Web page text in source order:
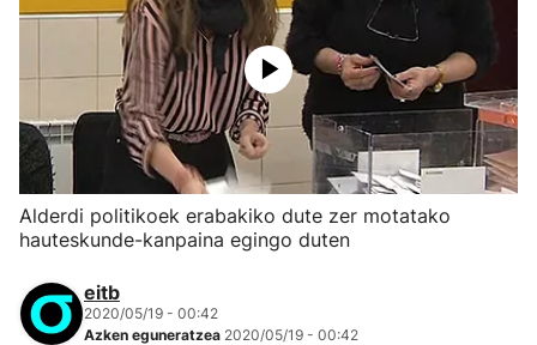
Alderdi politikoek erabakiko dute zer motatako
hauteskunde-kanpaina egingo duten
eitb
2020/05/19 - 00:42
Azken eguneratzea 2020/05/19 - 00:42